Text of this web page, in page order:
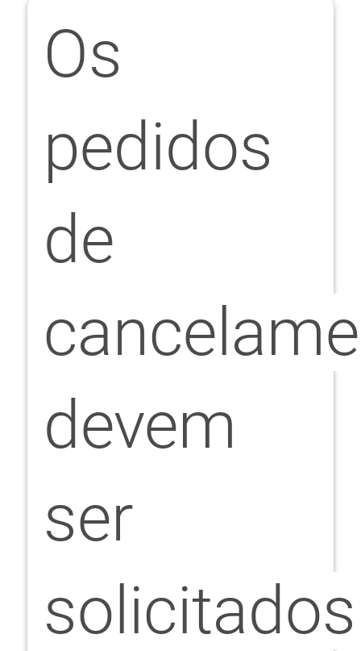
Os
pedidos
de
devem
ser
solicitados